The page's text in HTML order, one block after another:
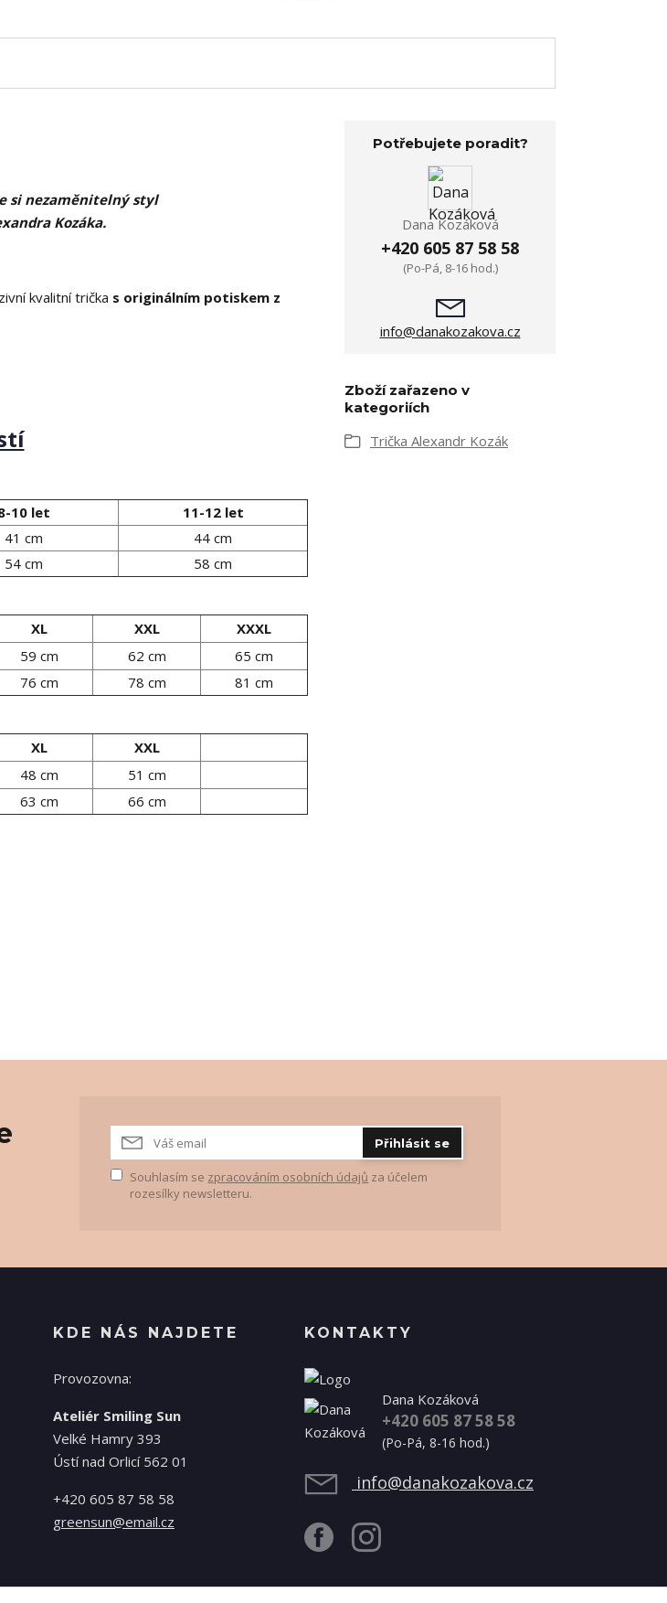
si nezaměnitelný styl
Kozáka.
kvalitní trička s originálním potiskem z
10 let
11-12 let
41 cm
44 cm
54 cm 58 cm
XL XXL
XXXL
59 cm 62 cm
65 cm
76 cm 78 cm 81 cm
XL
XXL
48 cm
51 cm
63 cm 66 cm
Potřebujete poradit?
Dana Kozáková
+420 605 87 58 58
(Po-Pá, 8-16 hod.)
info@danakozakova.cz
Zboží zařazeno v
kategoriích
Trička Alexandr Kozák
Přihlásit se
Souhlasím se zpracováním osobních údajů za účelem
rozesílky newsletteru.
KDE NÁS NAJDETE
Provozovna:
Ateliér Smiling Sun
Velké Hamry 393
Ústí nad Orlicí 562 01
+420 605 87 58 58
greensun@email.cz
KONTAKTY
Dana Kozáková
+420 605 87 58 58
(Po-Pá, 8-16 hod.)
info@danakozakova.cz